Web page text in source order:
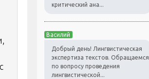
критический ана...
Василий
Добрый день! Лингвистическая
экспертиза текстов. Обращаемся
по вопросу проведения
лингвистической...